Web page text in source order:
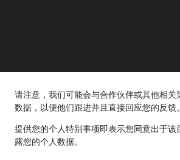
言:
请注意，我们可能会与合作伙伴或其他相关
数据，以便他们跟进并且直接回应您的反馈。
提供您的个人特别事项即表示您同意出于该
露您的个人数据。